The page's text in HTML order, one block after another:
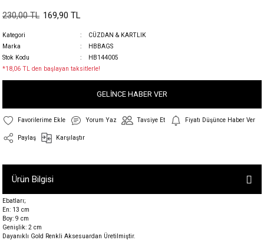
230,00 TL 169,90 TL
Kategori
CÜZDAN & KARTLIK
Marka
HBBAGS
Stok Kodu
HB144005
*18,06 TL den başlayan taksitlerle!
GELİNCE HABER VER
Yorum Yaz Tavsiye Et Fiyatı Düşünce Haber Ver
Paylaş Karşılaştır
Ürün Bilgisi
Ebatları;
En: 13 cm
Boy: 9 cm
Genişlik: 2 cm
Dayanıklı Gold Renkli Aksesuardan Üretilmiştir.